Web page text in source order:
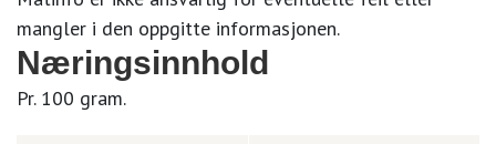
mangler i den oppgitte informasjonen.
Næringsinnhold
Pr. 100 gram.